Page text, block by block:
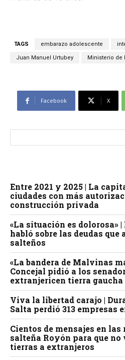
TAGS embarazo adolescente
Juan Manuel Urtubey Ministerio de
Facebook X
Entre 2021 y 2025 | La
ciudades con más
construcción privada
«La situación es dolorosa»
habló sobre las deudas que
salteños
«La bandera de Malvinas
Concejal pidió a los
extranjericen tierra gaucha
Viva la libertad carajo |
Salta perdió 313 empresas
Cientos de mensajes en las
salteña Royón para que no
tierras a extranjeros